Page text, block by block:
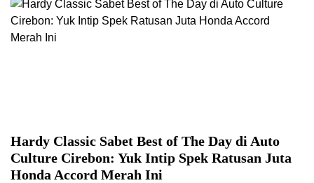
Hardy Classic Sabet Best of The Day di Auto
Culture Cirebon: Yuk Intip Spek Ratusan Juta
Honda Accord Merah Ini